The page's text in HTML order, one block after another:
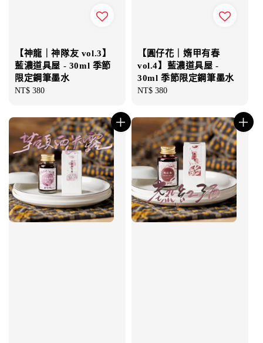
【神龍｜神隊友 vol.3】
藍濃道具屋 - 30ml 季節
限定鋼筆墨水
Regular
NT$ 380
【圓仔花｜媠甲有春
vol.4】藍濃道具屋 -
30ml 季節限定鋼筆墨水
Regular
NT$ 380